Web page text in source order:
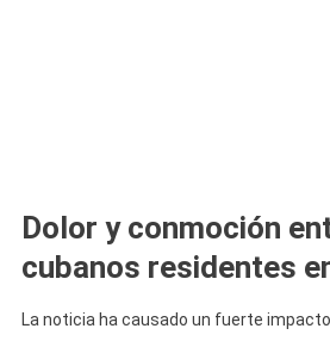
Dolor y conmoción
cubanos residentes
La noticia ha causado un fuerte